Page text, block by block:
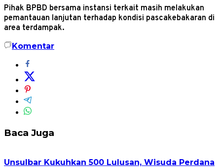
Pihak BPBD bersama instansi terkait masih melakukan
pemantauan lanjutan terhadap kondisi pascakebakaran di
area terdampak.
Komentar
Baca Juga
Unsulbar Kukuhkan 500 Lulusan, Wisuda Perdana